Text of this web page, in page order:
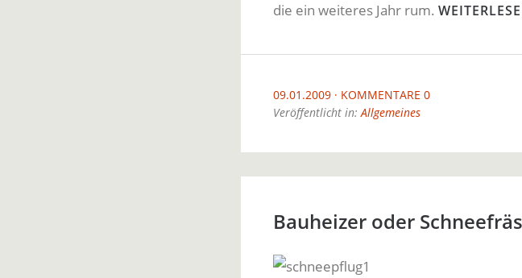
die ein weiteres Jahr rum.
09.01.2009
KOMMENTARE 0
Veröffentlicht in:Allgemeines
Bauheizer oder